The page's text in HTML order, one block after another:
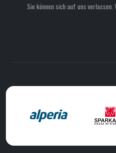
Sie können sich auf uns